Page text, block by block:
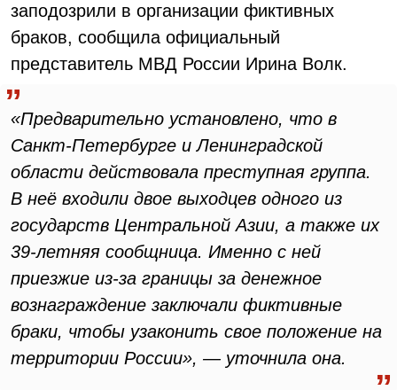
заподозрили в организации фиктивных
браков, сообщила официальный
представитель МВД России Ирина Волк.
«Предварительно установлено, что в
Санкт-Петербурге и Ленинградской
области действовала преступная группа.
В неё входили двое выходцев одного из
государств Центральной Азии, а также их
39-летняя сообщница. Именно с ней
приезжие из-за границы за денежное
вознаграждение заключали фиктивные
браки, чтобы узаконить свое положение на
территории России», — уточнила она.